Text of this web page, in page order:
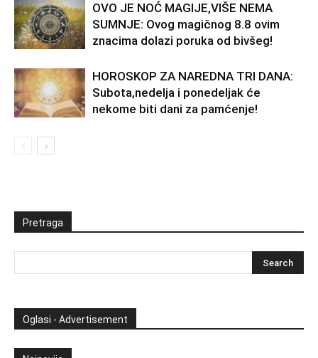
OVO JE NOĆ MAGIJE,VIŠE NEMA
SUMNJE: Ovog magičnog 8.8 ovim
znacima dolazi poruka od bivšeg!
HOROSKOP ZA NAREDNA TRI DANA:
Subota,nedelja i ponedeljak će
nekome biti dani za pamćenje!
Pretraga
Oglasi - Advertisement